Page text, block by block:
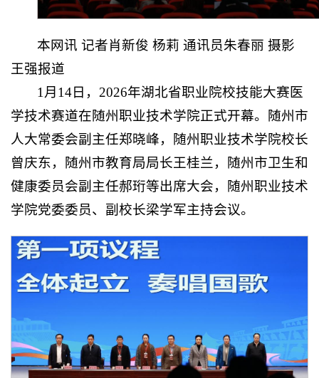
本网讯 记者肖新俊 杨莉 通讯员朱春丽 摄影
王强报道
1月14日，2026年湖北省职业院校技能大赛医
学技术赛道在随州职业技术学院正式开幕。
随州市
人大常委会副主任郑晓峰，随州职业技术学院校长
曾庆东，随州市教育局局长王桂兰，随州市卫生和
健康委员会副主任郝珩等出席大会，随州职业技术
学院党委委员、副校长梁学军主持会议。